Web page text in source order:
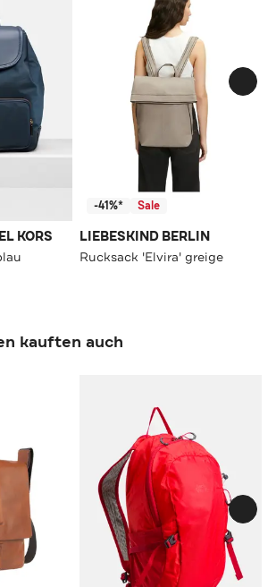
KORS
-41%* Sale
LIEBESKIND BERLIN
Rucksack 'Elvira' greige
kauften auch